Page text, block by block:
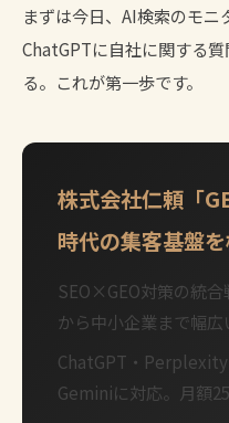
まずは今日、AI検索のモニ
ChatGPTに自社に関する
る。これが第一歩です。
株式会社仁頼「
時代の集客基盤
SEO×GEO対策の統
から中小企業まで幅広
ChatGPT・
Geminiに対応。月額25